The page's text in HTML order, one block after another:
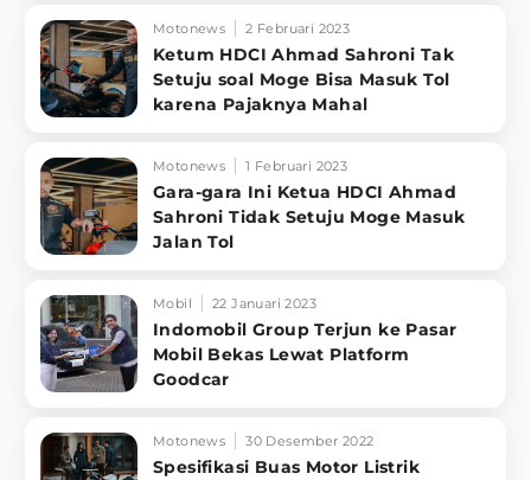
Motonews 2 Februari 2023
Ketum HDCI Ahmad Sahroni Tak
Setuju soal Moge Bisa Masuk Tol
karena Pajaknya Mahal
Motonews 1 Februari 2023
Gara-gara Ini Ketua HDCI Ahmad
Sahroni Tidak Setuju Moge Masuk
Jalan Tol
Mobil 22 Januari 2023
Indomobil Group Terjun ke Pasar
Mobil Bekas Lewat Platform
Goodcar
Motonews 30 Desember 2022
Spesifikasi Buas Motor Listrik